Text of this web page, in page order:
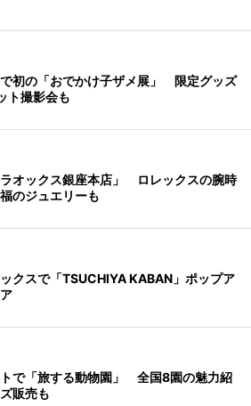
初の「おでかけ子ザメ展」 限定グッズ
ト撮影会も
オックス銀座本店」 ロレックスの腕時
のジュエリーも
クスで「TSUCHIYA KABAN」ポップア
で「旅する動物園」 全国8園の魅力紹
販売も